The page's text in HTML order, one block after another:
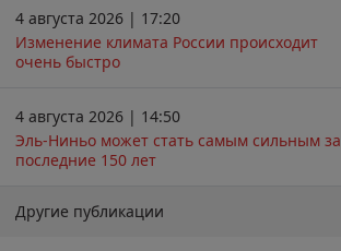
4 августа 2026 | 17:20
Изменение климата России происходит
очень быстро
4 августа 2026 | 14:50
Эль-Ниньо может стать самым сильным за
последние 150 лет
Другие публикации